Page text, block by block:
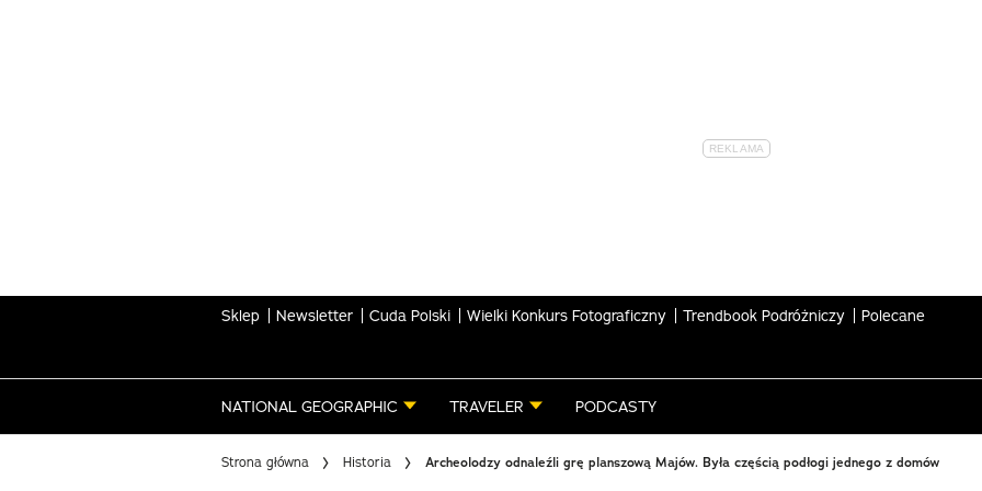
Sklep Newsletter Cuda Polski Wielki Konkurs Fotograficzny Trendbook Podróżniczy Polecane
NATIONAL GEOGRAPHIC TRAVELER PODCASTY
Strona główna Historia Archeolodzy odnaleźli grę planszową Majów. Była częścią podłogi jednego z domów